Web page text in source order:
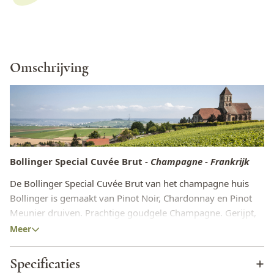
Omschrijving
Bollinger Special Cuvée Brut - Champagne - Frankrijk
De Bollinger Special Cuvée Brut van het champagne huis
Bollinger is gemaakt van Pinot Noir, Chardonnay en Pinot
Meunier druiven. Prachtige goudgele Champagne. Gerijpt,
complex en rijk van smaak met tonen van toast, caramel,
met lang aanhoudende bubbels. Een karaktervolle
champagne met veel elegantie.
Meer
Specificaties